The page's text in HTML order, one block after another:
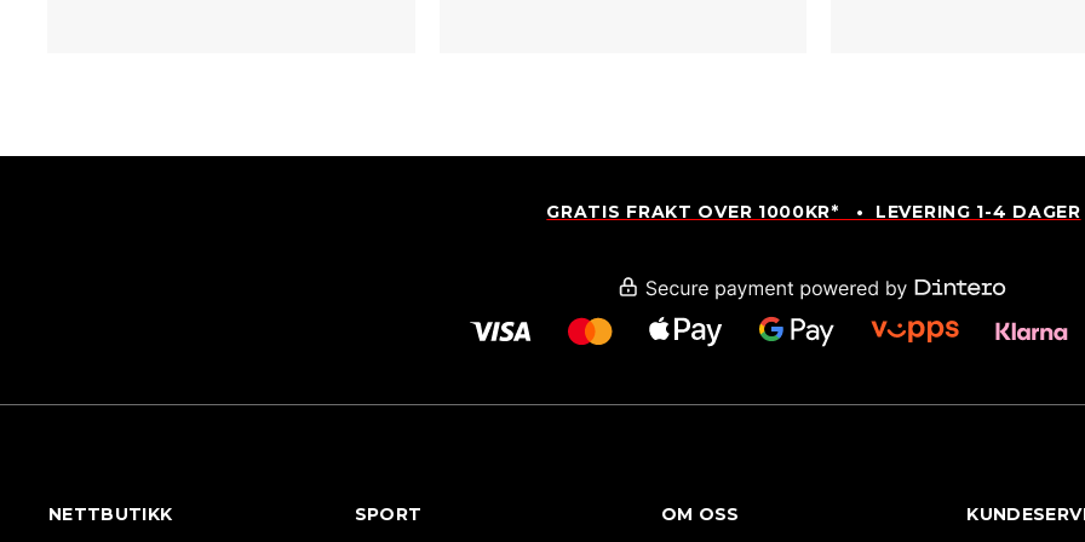
GRATIS FRAKT OVER 1000KR* • LEVERING 1-4 DAGER
NETTBUTIKK SPORT OM OSS